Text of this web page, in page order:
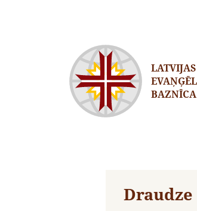
LATVIJAS
Draudze